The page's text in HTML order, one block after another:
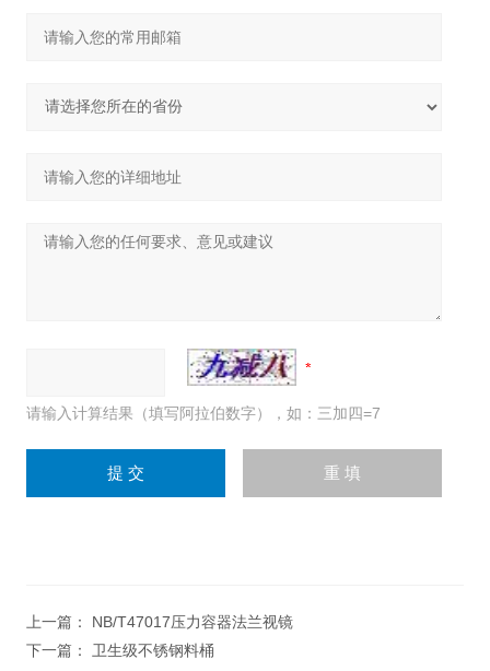
请输入计算结果（填写阿拉伯数字），如：三加四=7
上一篇： NB/T47017压力容器法兰视镜
下一篇： 卫生级不锈钢料桶